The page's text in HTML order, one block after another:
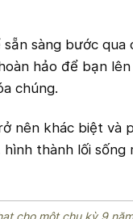
sàng bước qua
hảo để bạn
chúng.
nên khác biệt và
thành lối